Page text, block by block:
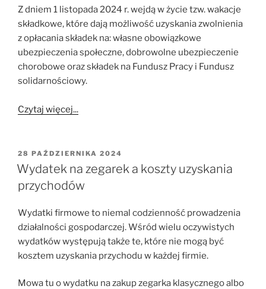
Z dniem 1 listopada 2024 r. wejdą w życie tzw. wakacje
składkowe, które dają możliwość uzyskania zwolnienia
z opłacania składek na: własne obowiązkowe
ubezpieczenia społeczne, dobrowolne ubezpieczenie
chorobowe oraz składek na Fundusz Pracy i Fundusz
solidarnościowy.
Czytaj więcej...
OPUBLIKOWANE
W
28 PAŹDZIERNIKA 2024
Wydatek na zegarek a koszty uzyskania
przychodów
Wydatki firmowe to niemal codzienność prowadzenia
działalności gospodarczej. Wśród wielu oczywistych
wydatków występują także te, które nie mogą być
kosztem uzyskania przychodu w każdej firmie.
Mowa tu o wydatku na zakup zegarka klasycznego albo